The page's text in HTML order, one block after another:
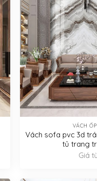
VÁCH
Vách sofa pvc 3d
tủ trang
Giá